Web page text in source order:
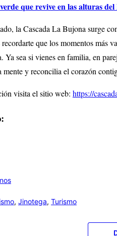
que revive en las alturas
la Cascada La Bujona surge
que los momentos más
Ya sea si vienes en familia, en
mente y reconcilia el corazón
visita el sitio web: https://
, Jinotega, Turismo